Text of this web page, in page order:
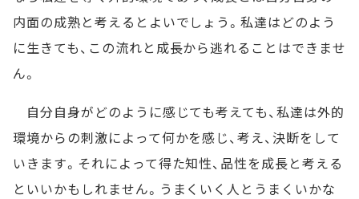
内面の成熟と考えるとよいでしょう。私達はどのよう
に生きても、この流れと成長から逃れることはできませ
ん。
自分自身がどのように感じても考えても、私達は外的
環境からの刺激によって何かを感じ、考え、決断をして
いきます。それによって得た知性、品性を成長と考える
といいかもしれません。うまくいく人とうまくいかな